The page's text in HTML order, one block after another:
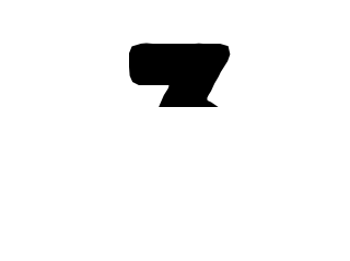
3
3